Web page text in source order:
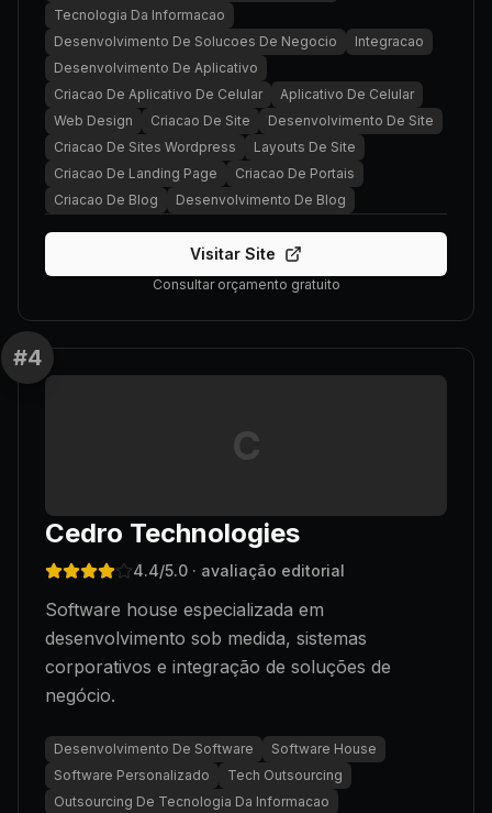
Tecnologia Da Informacao
Desenvolvimento De Solucoes De Negocio
Integracao
Desenvolvimento De Aplicativo
Criacao De Aplicativo De Celular
Aplicativo De Celular
Web Design
Criacao De Site
Desenvolvimento De Site
Criacao De Sites Wordpress
Layouts De Site
Criacao De Landing Page
Criacao De Portais
Criacao De Blog
Desenvolvimento De Blog
Visitar Site
Consultar orçamento gratuito
#4
C
Cedro Technologies
4.4/5.0 · avaliação editorial
Software house especializada em
desenvolvimento sob medida, sistemas
corporativos e integração de soluções de
negócio.
Desenvolvimento De Software
Software House
Software Personalizado
Tech Outsourcing
Outsourcing De Tecnologia Da Informacao